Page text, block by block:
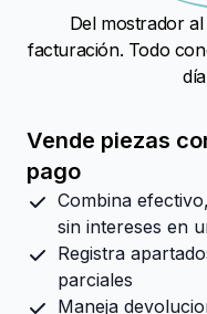
Del mostrador
facturación. Todo
Vende piezas
pago
Combina
sin intereses en
Registra
parciales
Maneja